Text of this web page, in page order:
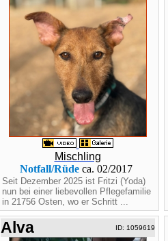
Mischling
Notfall/Rüde ca. 02/2017
Seit Dezember 2025 ist Fritzi (Yoda)
nun bei einer liebevollen Pflegefamilie
in 21756 Osten, wo er Schritt ...
Alva ID: 1059619